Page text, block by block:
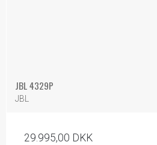
JBL 4329P
JBL
29.995,00 DKK